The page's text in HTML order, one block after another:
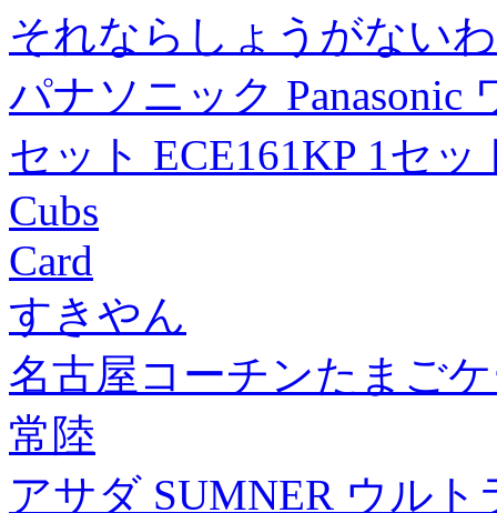
それならしょうがない
パナソニック Panasonic
セット ECE161KP 1セッ
Cubs
Card
すきやん
名古屋コーチンたまご
常陸
アサダ SUMNER ウル